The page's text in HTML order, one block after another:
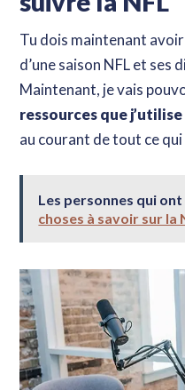
Tu dois maintenant
d’une saison NFL et
Maintenant, je vais
ressources que
au courant de tout ce
Les personnes qui
choses à savoir sur la